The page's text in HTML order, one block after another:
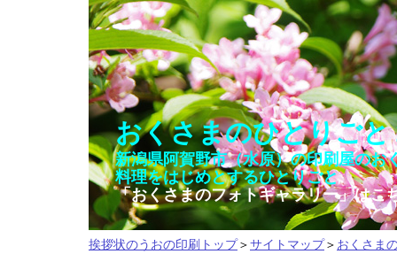
おくさまのひとりごと
新潟県阿賀野市（水原）の印刷屋のお
料理をはじめとするひとりごと
「おくさまのフォトギャラリー」はこ
挨拶状のうおの印刷トップ＞サイトマップ＞ おくさま